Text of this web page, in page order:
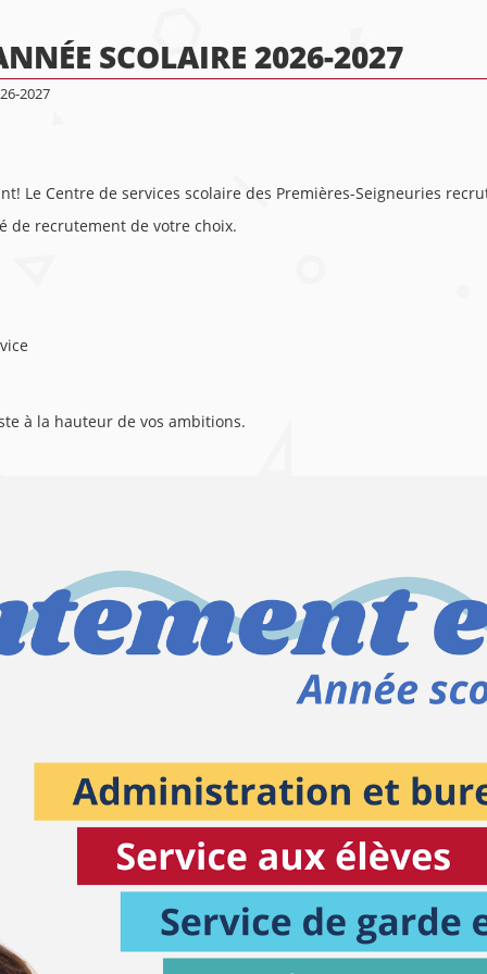
SCOLAIRE 2026-2027
2027
Le Centre de services scolaire des Premières-Seigneuries
de recrutement de votre choix.
à la hauteur de vos ambitions.